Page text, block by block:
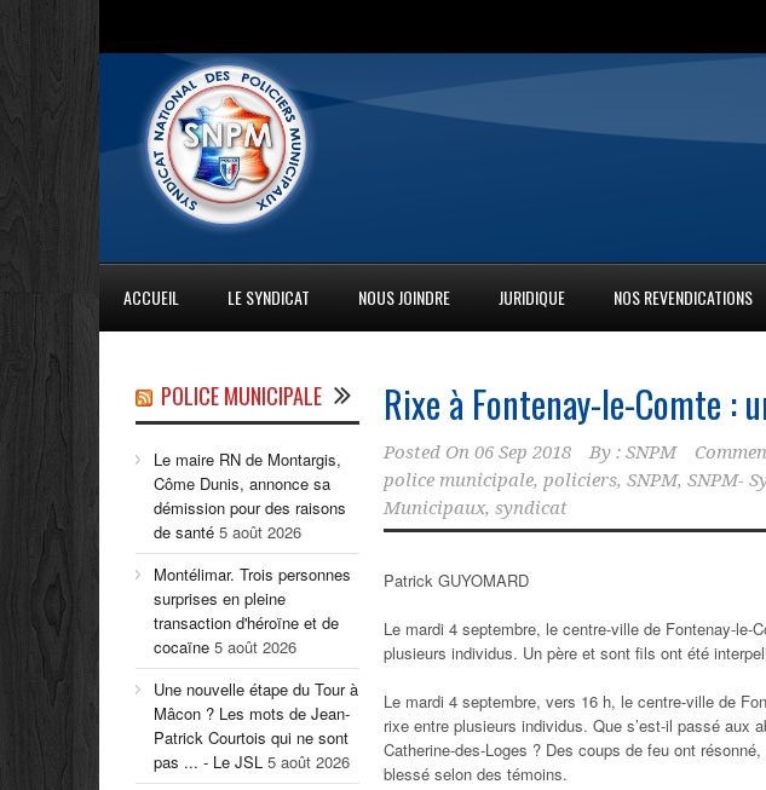
ACCUEIL LE SYNDICAT NOUS JOINDRE JURIDIQUE NOS REVENDICATIONS
Rixe à Fontenay-le-Comte :
Posted On 06 Sep 2018 By : SNPM
police municipale, policiers, SNPM, SNPM-
Municipaux, syndicat
Patrick GUYOMARD
Le mardi 4 septembre, le centre-ville de Fontenay-le-
plusieurs individus. Un père et sont fils ont été
Le mardi 4 septembre, vers 16 h, le centre-ville de
rixe entre plusieurs individus. Que s’est-il passé aux
Catherine-des-Loges ? Des coups de feu ont
blessé selon des témoins.
POLICE MUNICIPALE
Le maire RN de Montargis,
Côme Dunis, annonce sa
démission pour des raisons
de santé 5 août 2026
Montélimar. Trois personnes
surprises en pleine
transaction d'héroïne et de
cocaïne 5 août 2026
Une nouvelle étape du Tour à
Mâcon ? Les mots de Jean-
Patrick Courtois qui ne sont
pas ... - Le JSL 5 août 2026